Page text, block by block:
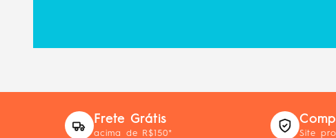
Frete Grátis
acima de R$150* Site